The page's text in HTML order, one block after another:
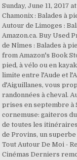
Sunday, June 11, 2017
Chamonix : Balades à
Autour de Limoges :
Amazon.ca. Buy Used
de Nîmes : Balades à
from Amazon's Book
pied, à vélo ou en
limite entre l'Aude et
d'Aiguillanes, vous
randonnées à cheval.
prises en septembre à
cornemuse: gaiteros
de toutes les
de Provins, un superbe
Tout Autour De Moi -
Cinémas Derniers